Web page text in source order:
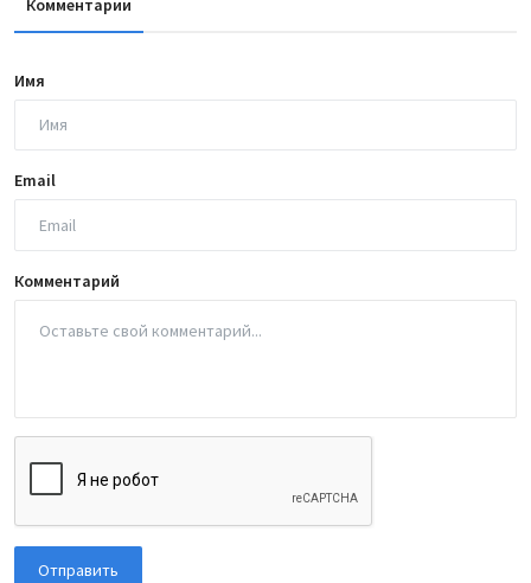
Имя
Email
Комментарий
Отправить